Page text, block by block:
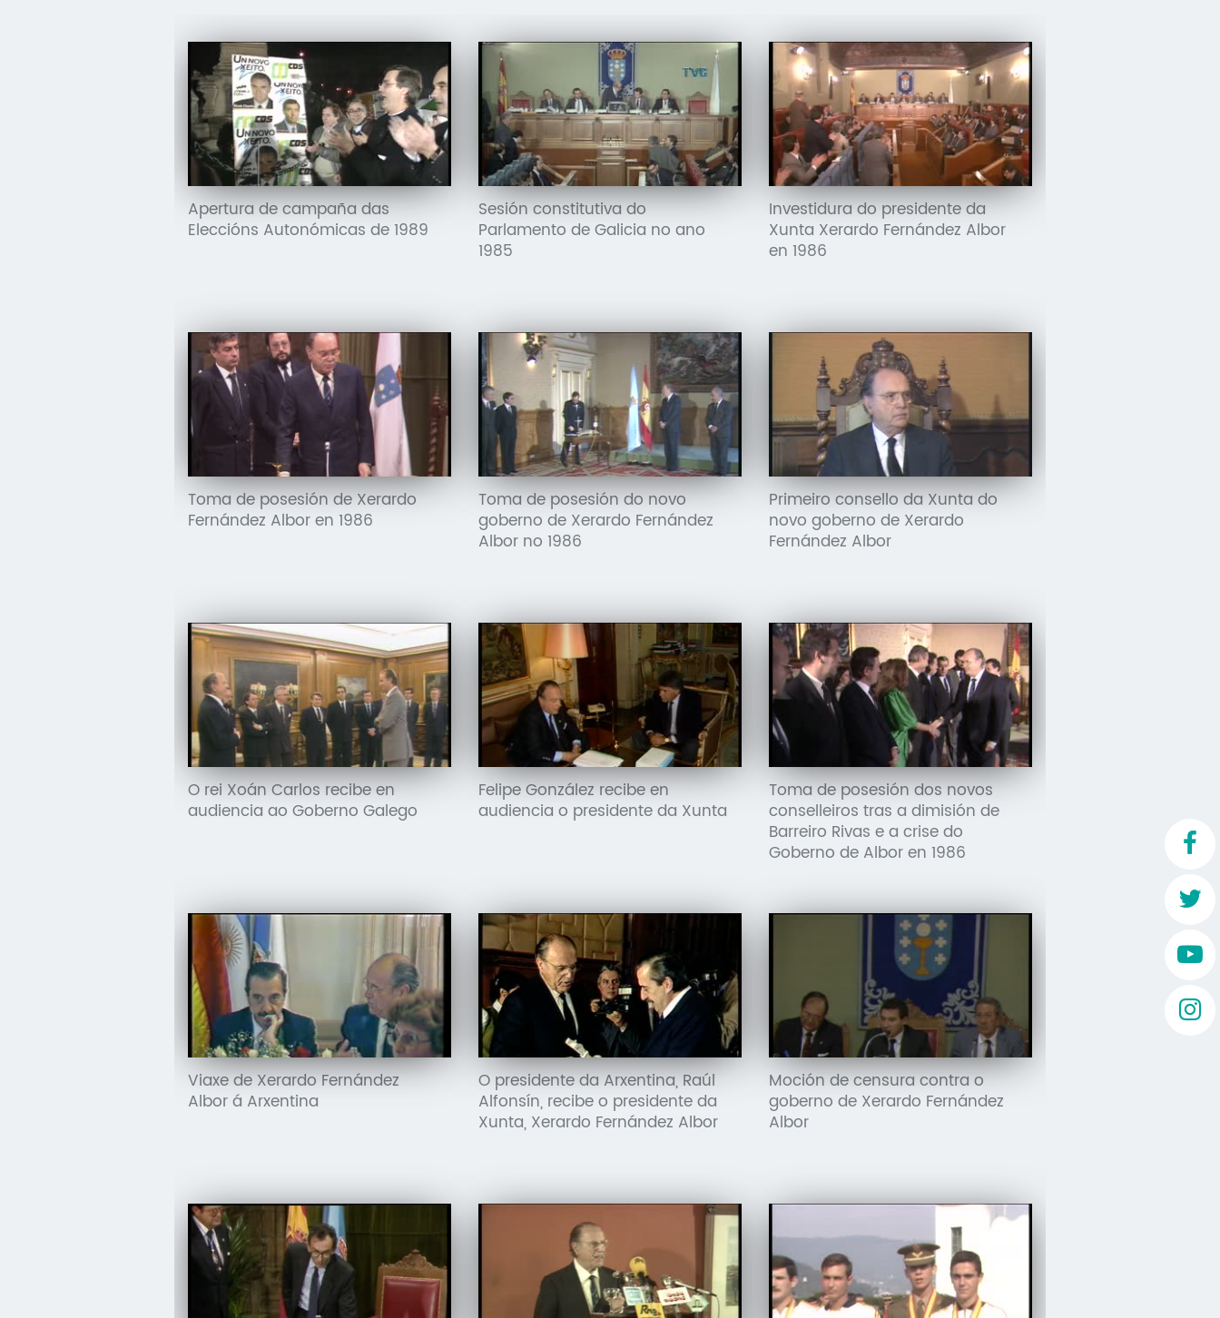
Apertura de campaña das
Eleccións Autonómicas de 1989
Sesión constitutiva do
Parlamento de Galicia no ano
1985
Investidura do presidente da
Xunta Xerardo Fernández Albor
en 1986
Toma de posesión de Xerardo
Fernández Albor en 1986
Toma de posesión do novo
goberno de Xerardo Fernández
Albor no 1986
Primeiro consello da Xunta do
novo goberno de Xerardo
Fernández Albor
O rei Xoán Carlos recibe en
audiencia ao Goberno Galego
Felipe González recibe en
audiencia o presidente da Xunta
Toma de posesión dos novos
conselleiros tras a dimisión de
Barreiro Rivas e a crise do
Goberno de Albor en 1986
Viaxe de Xerardo Fernández
Albor á Arxentina
O presidente da Arxentina, Raúl
Alfonsín, recibe o presidente da
Xunta, Xerardo Fernández Albor
Moción de censura contra o
goberno de Xerardo Fernández
Albor